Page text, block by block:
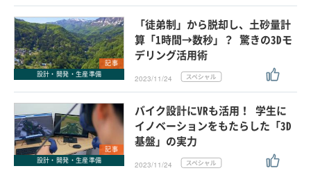
記事
設計・開発・生産準備
「徒弟制」から脱却し、土砂量計
算「1時間→数秒」？ 驚きの3Dモ
デリング活用術
2023/11/24
記事
設計・開発・生産準備
バイク設計にVRも活用！ 学生に
イノベーションをもたらした「3D
基盤」の実力
2023/11/24